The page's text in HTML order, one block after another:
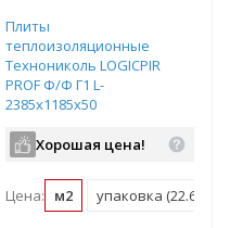
Плиты
теплоизоляционные
Технониколь LOGICPIR
PROF Ф/Ф Г1 L-
2385х1185х50
Хорошая цена!
Цена: м2 упаковка (22.61 м2)